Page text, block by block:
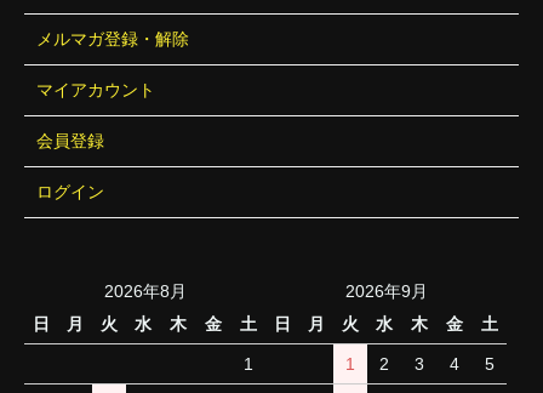
メルマガ登録・解除
マイアカウント
会員登録
ログイン
2026年8月
日
月 火 水 木 金 土
1
2026年9月
日
月 火 水 木 金 土
1 2 3 4 5